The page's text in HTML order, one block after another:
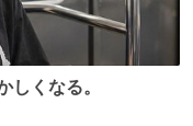
しくなる。